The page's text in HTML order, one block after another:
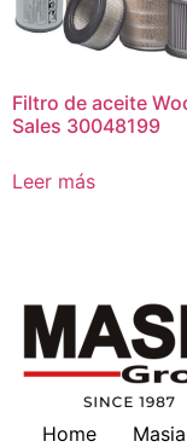
Filtro de aceite
Sales 30048199
Leer más
Home